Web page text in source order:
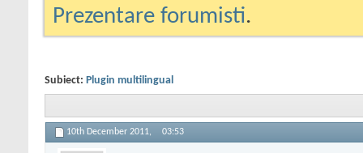
Prezentare forumisti.
Subiect: Plugin multilingual
10th December 2011, 03:53